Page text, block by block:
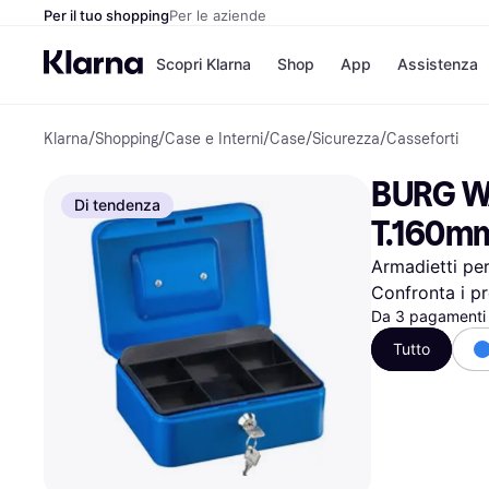
Per il tuo shoppingPer le aziende
Scopri Klarna
Opzioni di
Paga ora
Paga in 3 rate
Paga dopo 30 giorni
Finanziamento
Shop
Negozi
Unieuro
Media
eBay
Zalando
Elenco negozi
App Assistenza
Klarna/Shopping/Case e Interni/Case/Sicurezza/Casseforti
Di tendenza
BURG
Armadietti
Confronta i
Da 3
Tutto